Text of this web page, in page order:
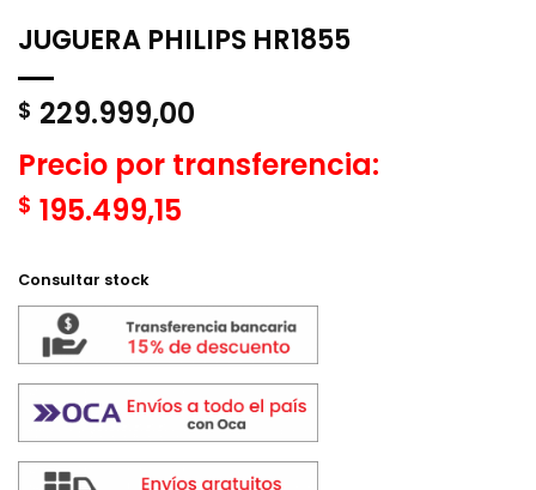
JUGUERA PHILIPS HR1855
$ 229.999,00
Precio por transferencia:
$ 195.499,15
Consultar stock